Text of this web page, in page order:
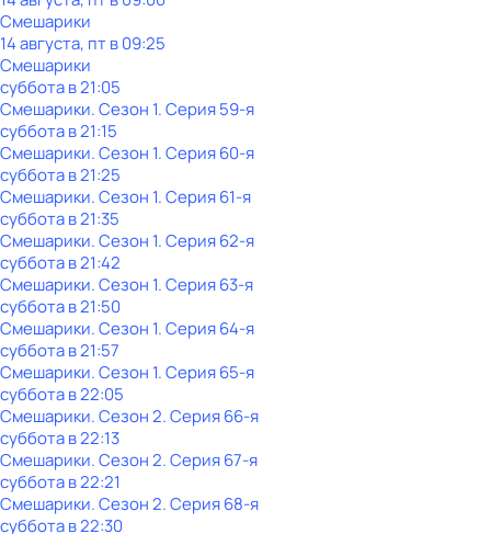
Смешарики
14 августа, пт в 09:25
Смешарики
субботав21:05
Смешарики. Сезон 1. Серия 59-я
субботав21:15
Смешарики. Сезон 1. Серия 60-я
субботав21:25
Смешарики. Сезон 1. Серия 61-я
субботав21:35
Смешарики. Сезон 1. Серия 62-я
субботав21:42
Смешарики. Сезон 1. Серия 63-я
субботав21:50
Смешарики. Сезон 1. Серия 64-я
субботав21:57
Смешарики. Сезон 1. Серия 65-я
субботав22:05
Смешарики. Сезон 2. Серия 66-я
субботав22:13
Смешарики. Сезон 2. Серия 67-я
субботав22:21
Смешарики. Сезон 2. Серия 68-я
субботав22:30